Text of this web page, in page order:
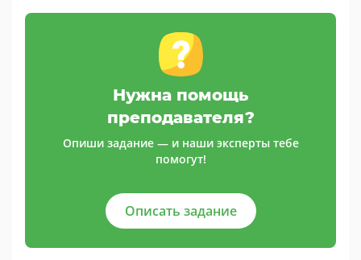
Нужна помощь
преподавателя?
Опиши задание — и наши эксперты тебе
помогут!
Описать задание